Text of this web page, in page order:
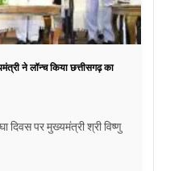
ने लॉन्च किया छत्तीसगढ़ का
दिवस पर मुख्यमंत्री श्री विष्णु